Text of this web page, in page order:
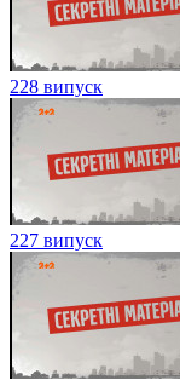
228 випуск
227 випуск